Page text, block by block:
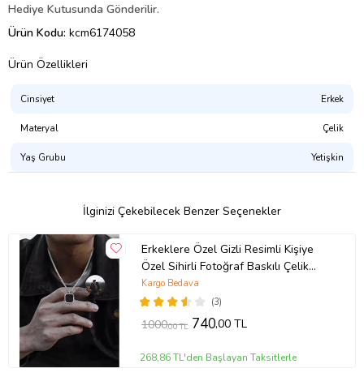
Hediye Kutusunda Gönderilir.
Ürün Kodu: kcm6174058
Ürün Özellikleri
Cinsiyet Erkek
Materyal Çelik
Yaş Grubu Yetişkin
İlginizi Çekebilecek Benzer Seçenekler
Erkeklere Özel Gizli Resimli Kişiye
Özel Sihirli Fotoğraf Baskılı Çelik
Yanan Kolye (Gümüş Gri)
(3)
Kargo Bedava
1000,00 TL 740,00 TL
268,86 TL'den Başlayan Taksitlerle